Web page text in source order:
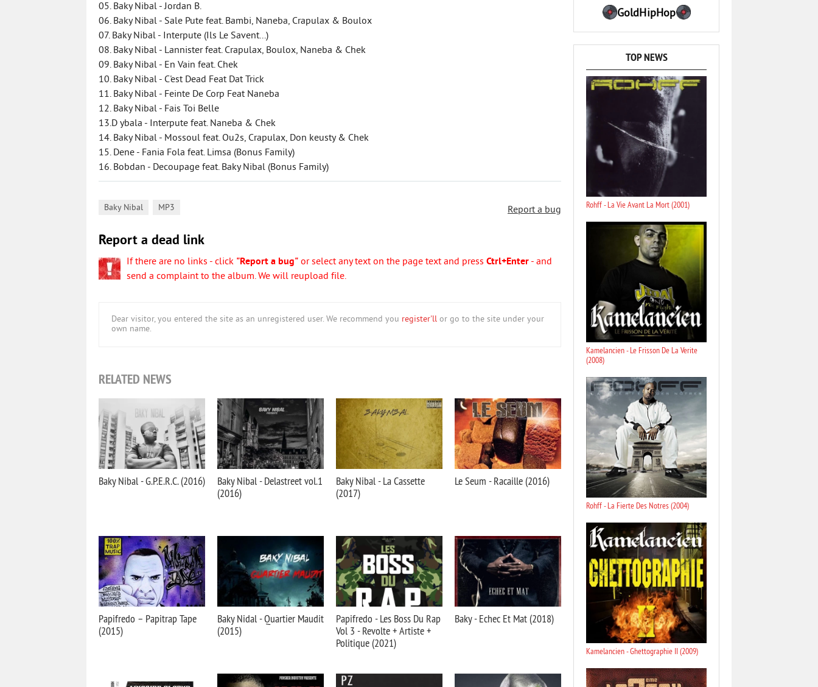
05. Baky Nibal - Jordan B.
06. Baky Nibal - Sale Pute feat. Bambi, Naneba, Crapulax & Boulox
07. Baky Nibal - Interpute (Ils Le Savent...)
08. Baky Nibal - Lannister feat. Crapulax, Boulox, Naneba & Chek
09. Baky Nibal - En Vain feat. Chek
10. Baky Nibal - C'est Dead Feat Dat Trick
11. Baky Nibal - Feinte De Corp Feat Naneba
12. Baky Nibal - Fais Toi Belle
13.D ybala - Interpute feat. Naneba & Chek
14. Baky Nibal - Mossoul feat. Ou2s, Crapulax, Don keusty & Chek
15. Dene - Fania Fola feat. Limsa (Bonus Family)
16. Bobdan - Decoupage feat. Baky Nibal (Bonus Family)
Report a bug
Baky Nibal MP3
Report a dead link
If there are no links - click "Report a bug" or select any text on the page text and press Ctrl+Enter - and
send a complaint to the album. We will reupload file.
Dear visitor, you entered the site as an unregistered user. We recommend you register'll or go to the site under your
own name.
RELATED NEWS
Baky Nibal - G.P.E.R.C. (2016)
Baky Nibal - Delastreet vol.1
(2016)
Baky Nibal - La Cassette
(2017)
Le Seum - Racaille (2016)
Papifredo – Papitrap Tape
(2015)
Baky Nidal - Quartier Maudit
(2015)
Papifredo - Les Boss Du Rap
Vol 3 - Revolte + Artiste +
Politique (2021)
Baky - Echec Et Mat (2018)
GoldHipHop
TOP NEWS
Rohff - La Vie Avant La Mort (2001)
Kamelancien - Le Frisson De La Verite
(2008)
Rohff - La Fierte Des Notres (2004)
Kamelancien - Ghettographie II (2009)